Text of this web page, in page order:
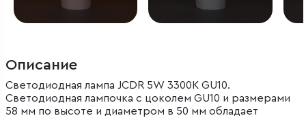
Описание
Светодиодная лампа JCDR 5W 3300K GU10.
Светодиодная лампочка с цоколем GU10 и размерами
58 мм по высоте и диаметром в 50 мм обладает